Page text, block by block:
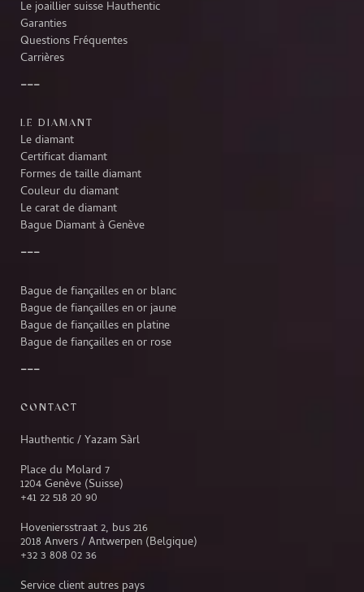
Le joaillier suisse Hauthentic
Garanties
Questions Fréquentes
Carrières
LE DIAMANT
Le diamant
Certificat diamant
Formes de taille diamant
Couleur du diamant
Le carat de diamant
Bague Diamant à Genève
Bague de fiançailles en or blanc
Bague de fiançailles en or jaune
Bague de fiançailles en platine
Bague de fiançailles en or rose
CONTACT
Hauthentic / Yazam Sàrl
Place du Molard 7
1204 Genève (Suisse)
+41 22 518 20 90
Hoveniersstraat 2, bus 216
2018 Anvers / Antwerpen (Belgique)
+32 3 808 02 36
Service client autres pays